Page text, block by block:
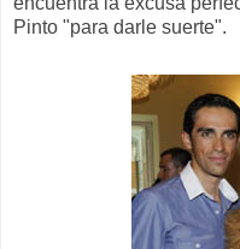
Pinto "para darle suerte".